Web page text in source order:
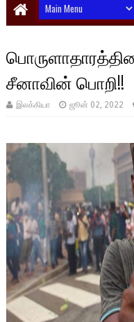
சீனாவின் பொறி!!
இலக்கியா ஜூன் 02, 2022